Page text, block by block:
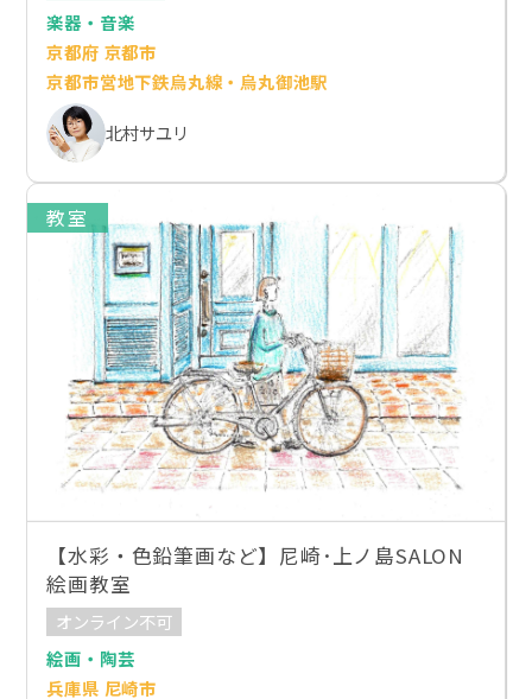
楽器・音楽
京都府 京都市
京都市営地下鉄烏丸線・烏丸御池駅
北村サユリ
教室
【水彩・色鉛筆画など】尼崎･上ノ島SALON
絵画教室
オンライン不可
絵画・陶芸
兵庫県 尼崎市